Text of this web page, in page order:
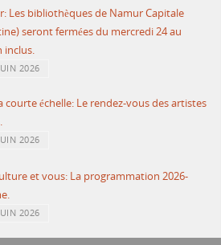
Les bibliothèques de Namur Capitale
seront fermées du mercredi 24 au
inclus.
2026
courte échelle: Le rendez-vous des artistes
2026
et vous: La programmation 2026-
2026